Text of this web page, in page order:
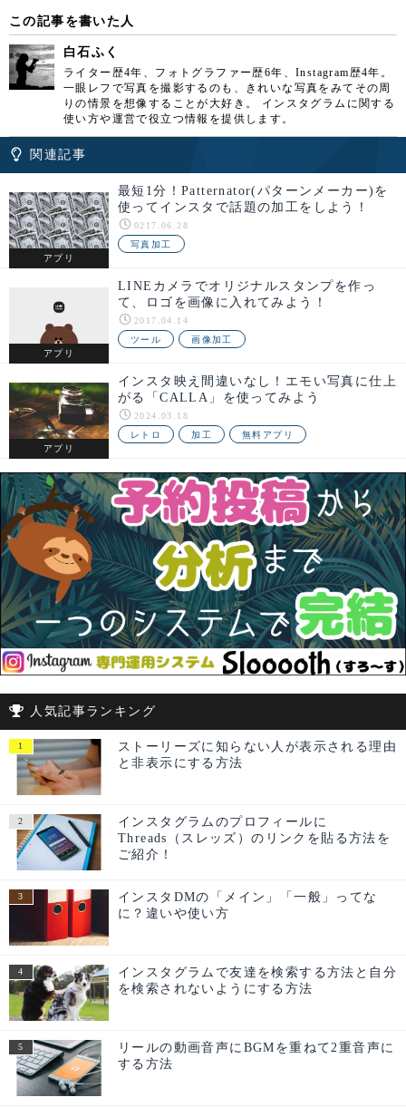
この記事を書いた人
白石ふく
ライター歴4年、フォトグラファー歴6年、Instagram歴4年。
一眼レフで写真を撮影するのも、きれいな写真をみてその周
りの情景を想像することが大好き。 インスタグラムに関する
使い方や運営で役立つ情報を提供します。
関連記事
アプリ
最短1分！Patternator(パターンメーカー)を
使ってインスタで話題の加工をしよう！
0217.06.28
写真加工
アプリ
LINEカメラでオリジナルスタンプを作っ
て、ロゴを画像に入れてみよう！
2017.04.14
ツール
画像加工
アプリ
インスタ映え間違いなし！エモい写真に仕上
がる「CALLA」を使ってみよう
2024.03.18
レトロ
加工 無料アプリ
人気記事ランキング
ストーリーズに知らない人が表示される理由
と非表示にする方法
インスタグラムのプロフィールに
Threads（スレッズ）のリンクを貼る方法を
ご紹介！
インスタDMの「メイン」「一般」ってな
に？違いや使い方
インスタグラムで友達を検索する方法と自分
を検索されないようにする方法
リールの動画音声にBGMを重ねて2重音声に
する方法